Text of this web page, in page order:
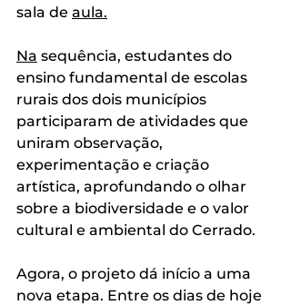
sala de aula.
Na sequência, estudantes do
ensino fundamental de escolas
rurais dos dois municípios
participaram de atividades que
uniram observação,
experimentação e criação
artística, aprofundando o olhar
sobre a biodiversidade e o valor
cultural e ambiental do Cerrado.
Agora, o projeto dá início a uma
nova etapa. Entre os dias de hoje